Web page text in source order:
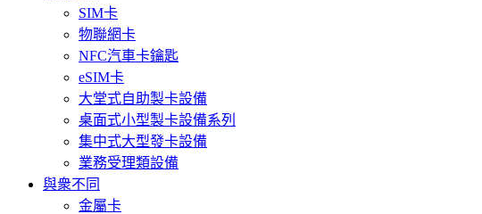
SIM卡
物聯網卡
NFC汽車卡鑰匙
eSIM卡
大堂式自助製卡設備
桌面式小型製卡設備系列
集中式大型發卡設備
業務受理類設備
與衆不同
金屬卡